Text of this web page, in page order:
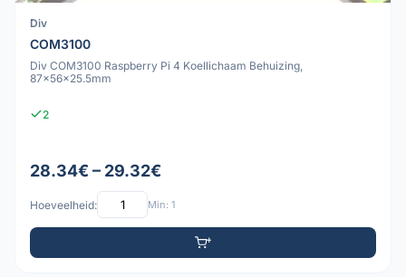
Div
COM3100
Div COM3100 Raspberry Pi 4 Koellichaam Behuizing,
87x56x25.5mm
2
28.34€ – 29.32€
Hoeveelheid: Min: 1